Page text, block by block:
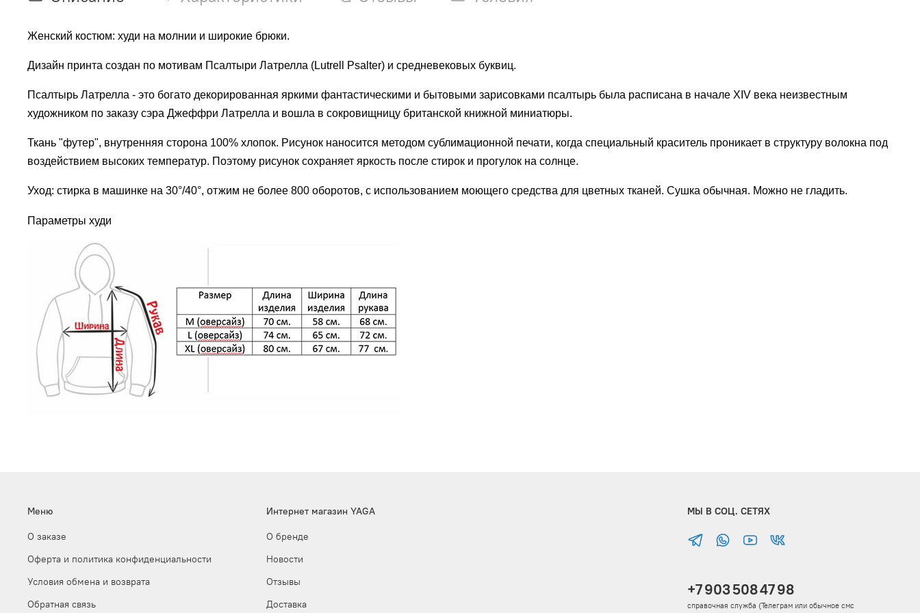
Женский костюм: худи на молнии и широкие брюки.
Дизайн принта создан по мотивам Псалтыри Латрелла (Lutrell Psalter) и средневековых буквиц.
Псалтырь Латрелла - это богато декорированная яркими фантастическими и бытовыми зарисовками псалтырь была расписана в начале XIV века неизвестным
художником по заказу сэра Джеффри Латрелла и вошла в сокровищницу британской книжной миниатюры.
Ткань "футер", внутренняя сторона 100% хлопок. Рисунок наносится методом сублимационной печати, когда специальный краситель проникает в структуру волокна под
воздействием высоких температур. Поэтому рисунок сохраняет яркость после стирок и прогулок на солнце.
Уход: стирка в машинке на 30°/40°, отжим не более 800 оборотов, с использованием моющего средства для цветных тканей. Сушка обычная. Можно не гладить.
Параметры худи
Меню
О заказе
Оферта и политика конфиденциальности
Условия обмена и возврата
Обратная связь
Интернет магазин YAGA
О бренде
Новости
Отзывы
Доставка
МЫ В СОЦ. СЕТЯХ
+7 903 508 47 98
справочная служба (Телеграм или обычное смс